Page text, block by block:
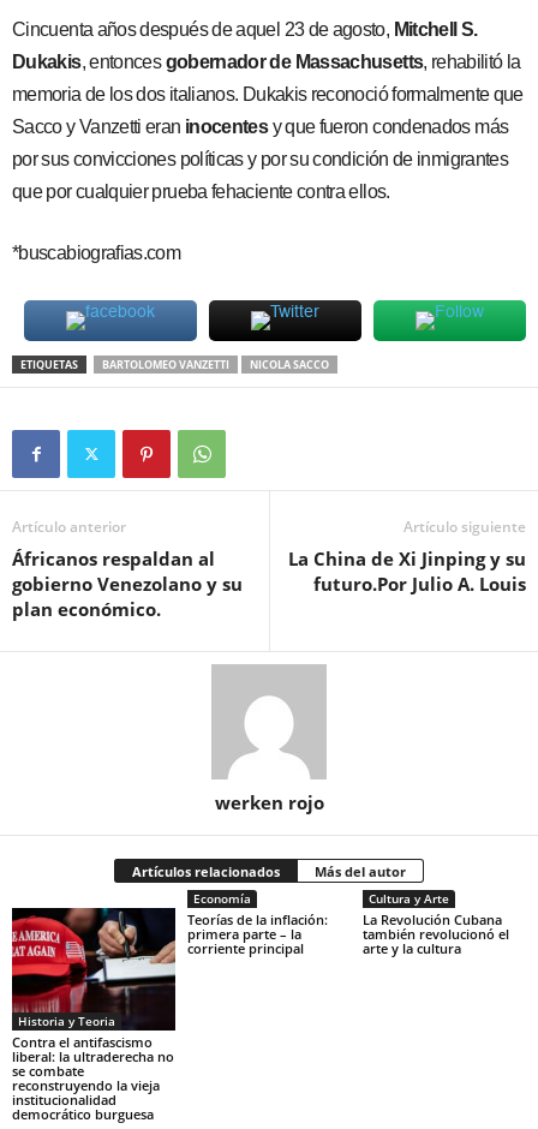
Cincuenta años después de aquel 23 de agosto, Mitchell S.
Dukakis, entoncesgobernador de Massachusetts, rehabilitó la
memoria de los dos italianos. Dukakis reconoció formalmente que
Sacco y Vanzetti eran inocentesy que fueron condenados más
por sus convicciones políticas y por su condición de inmigrantes
que por cualquier prueba fehaciente contra ellos.
*buscabiografias.com
ETIQUETAS BARTOLOMEO VANZETTI NICOLA SACCO
Artículo anterior
Áfricanos respaldan al
gobierno Venezolano y su
plan económico.
Artículo siguiente
La China de Xi Jinping y su
futuro.Por Julio A. Louis
werken rojo
Artículos relacionados Más del autor
Historia y Teoria
Contra el antifascismo
liberal: la ultraderecha no
se combate
reconstruyendo la vieja
institucionalidad
democrático burguesa
Economía
Teorías de la inflación:
primera parte – la
corriente principal
Cultura y Arte
La Revolución Cubana
también revolucionó el
arte y la cultura